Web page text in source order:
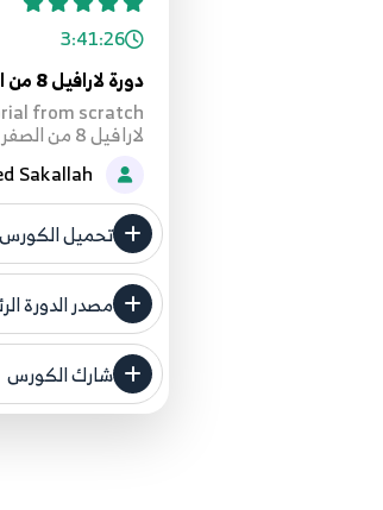
3:41:26
دورة لارافيل 8 من الصفر للأحتراف
لارافيل 8 من الصفر للأحتراف
تحميل
مصدر الدورة
فنحن لا ندعي
مصدر
شارك الكورس